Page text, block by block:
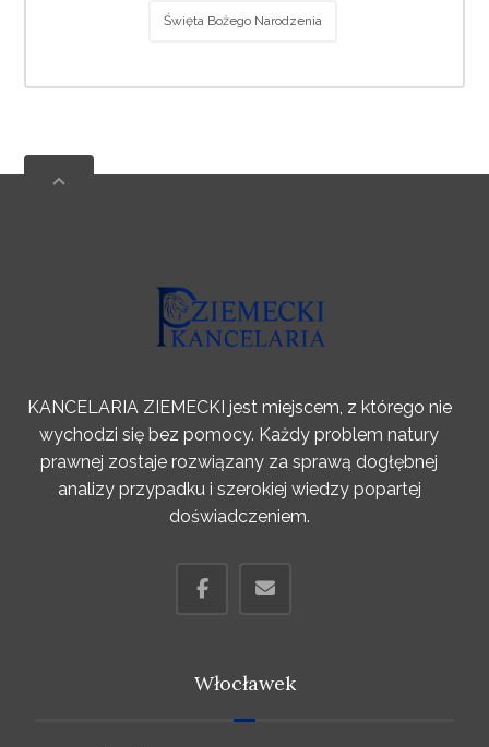
Święta Bożego Narodzenia
KANCELARIA ZIEMECKI jest miejscem, z którego nie
wychodzi się bez pomocy. Każdy problem natury
prawnej zostaje rozwiązany za sprawą dogłębnej
analizy przypadku i szerokiej wiedzy popartej
doświadczeniem.
Włocławek